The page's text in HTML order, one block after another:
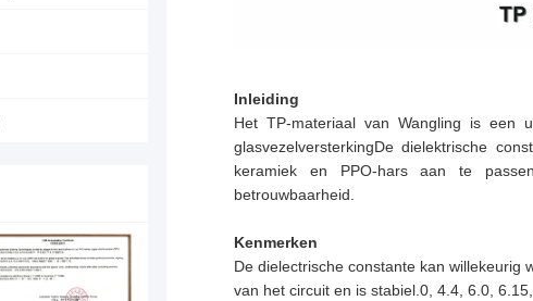
Inleiding
Het TP-materiaal van Wangling is een
glasvezelversterkingDe dielektrische
keramiek en PPO-hars aan te
betrouwbaarheid.
Kenmerken
De dielectrische constante kan willekeurig
van het circuit en is stabiel.0, 4.4, 6.0,